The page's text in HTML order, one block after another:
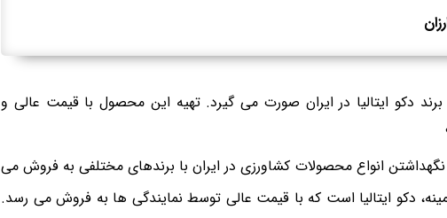
برند دکو ایتالیا در ایران صورت می گیرد. تهیه این محصول با قیمت عالی و
انواع محصولات کشاورزی در ایران با برندهای مختلفی به فروش می
دکو ایتالیا است که با قیمت عالی توسط نمایندگی ها به فروش می رسد.